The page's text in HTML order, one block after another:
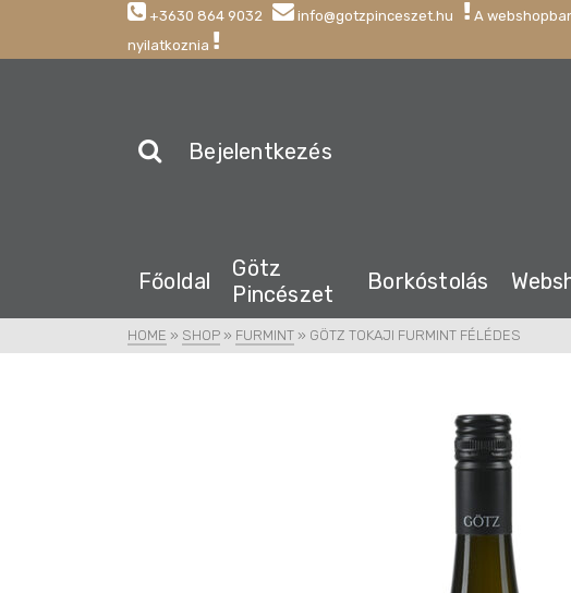
+3630 864 9032 info@gotzpinceszet.hu
A
nyilatkoznia
Bejelentkezés
Főoldal
Götz
Pincészet
Borkóstolás
HOME » SHOP » FURMINT » GÖTZ TOKAJI FURMINT FÉLÉDES